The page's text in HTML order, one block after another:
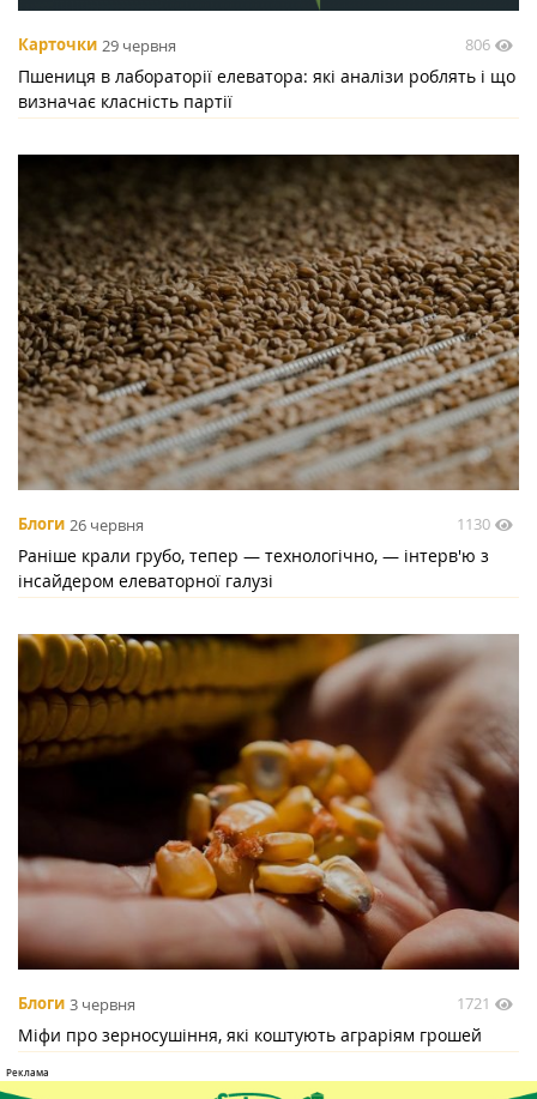
Карточки 29 червня 806
Пшениця в лабораторії елеватора: які аналізи роблять і що
визначає класність партії
Блоги 26 червня 1130
Раніше крали грубо, тепер — технологічно, — інтерв'ю з
інсайдером елеваторної галузі
Блоги 3 червня 1721
Міфи про зерносушіння, які коштують аграріям грошей